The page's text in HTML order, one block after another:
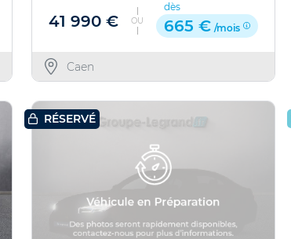
41 990 € OU
dès
665 € /mois
Caen
RÉSERVÉ